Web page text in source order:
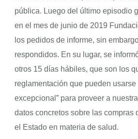
pública. Luego del último episodio
en el mes de junio de 2019
los pedidos de informe, sin
respondidos. En su lugar, se
otros 15 días hábiles, que son los
reglamentación que pueden usarse
excepcional” para proveer a
datos concretos sobre las compras
el Estado en materia de salud.